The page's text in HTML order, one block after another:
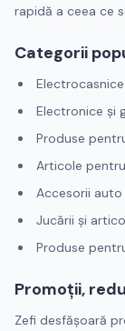
rapidă a ceea ce
Categorii
Electronice și
Produse
Articole
Accesorii
Jucării și
Produse
Promoții,
Zefi desfășoară